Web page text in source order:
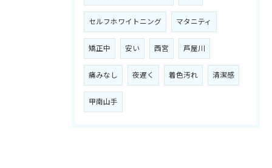
セルフホワイトニング マタニティ
矯正中 安い 西宮 芦屋川
痛みなし 夜遅く 着色汚れ 清潔感
甲南山手